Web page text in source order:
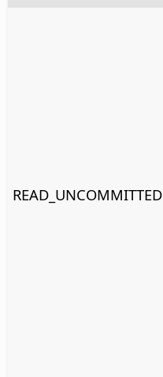
READ_UNCOMMITTED